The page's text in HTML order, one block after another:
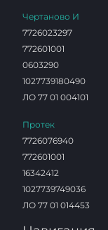
Чертаново И
7726023297
772601001
0603290
1027739180490
ЛО 77 01 004101
Протек
7726076940
772601001
16342412
1027739749036
ЛО 77 01 014453